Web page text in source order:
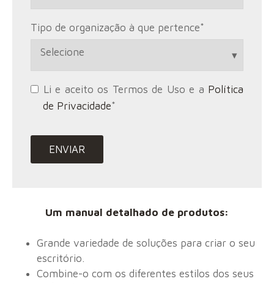
Tipo de organização à que pertence*
Li e aceito os Termos de Uso e a Política
de Privacidade*
Um manual detalhado de produtos:
Grande variedade de soluções para criar o seu
escritório.
Combine-o com os diferentes estilos dos seus